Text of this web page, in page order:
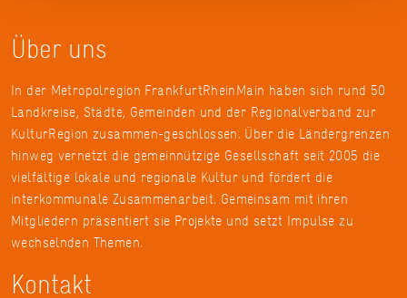
Über uns
In der Metropolregion FrankfurtRheinMain haben sich rund 50
Landkreise, Städte, Gemeinden und der Regionalverband zur
KulturRegion zusammen-geschlossen. Über die Ländergrenzen
hinweg vernetzt die gemeinnützige Gesellschaft seit 2005 die
vielfältige lokale und regionale Kultur und fördert die
interkommunale Zusammenarbeit. Gemeinsam mit ihren
Mitgliedern präsentiert sie Projekte und setzt Impulse zu
wechselnden Themen.
Kontakt